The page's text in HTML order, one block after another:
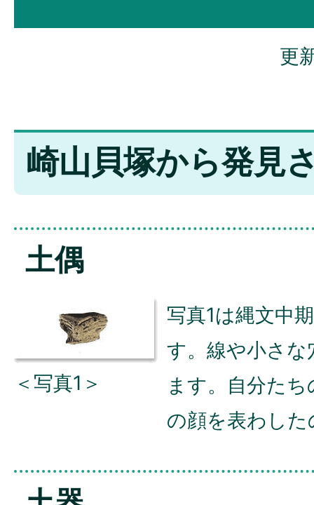
更
崎山貝塚から発見
土偶
＜写真1＞
写真1は縄文中
す。線や小さ
ます。自分た
の顔を表わし